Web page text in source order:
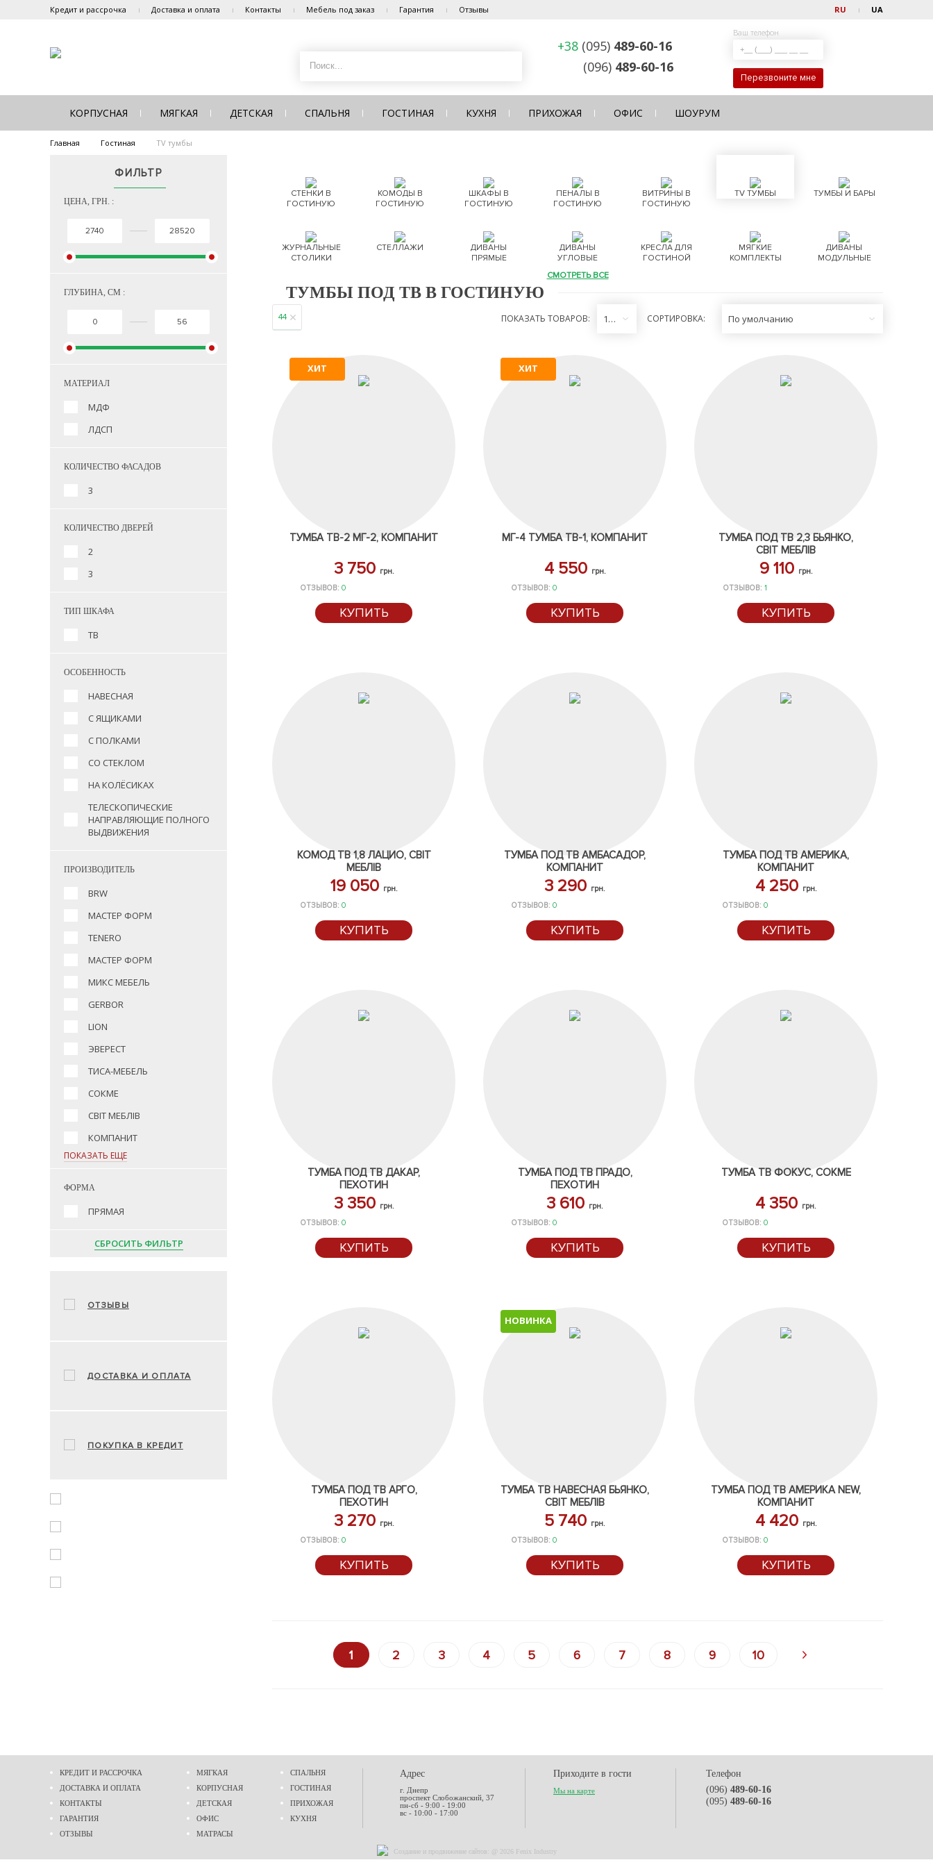
Кредит и рассрочка Доставка и оплата Контакты Мебель под заказ Гарантия Отзывы RU UA
+38 (095) 489-60-16
(096) 489-60-16
Ваш телефон
Перезвоните мне
КОРПУСНАЯ МЯГКАЯ ДЕТСКАЯ СПАЛЬНЯ ГОСТИНАЯ КУХНЯ ПРИХОЖАЯ ОФИС ШОУРУМ
Главная Гостиная TV тумбы
ФИЛЬТР
ЦЕНА, ГРН. :
ГЛУБИНА, СМ :
МАТЕРИАЛ
МДФ
ЛДСП
КОЛИЧЕСТВО ФАСАДОВ
3
КОЛИЧЕСТВО ДВЕРЕЙ
2
3
ТИП ШКАФА
ТВ
ОСОБЕННОСТЬ
НАВЕСНАЯ
С ЯЩИКАМИ
С ПОЛКАМИ
СО СТЕКЛОМ
НА КОЛЁСИКАХ
ТЕЛЕСКОПИЧЕСКИЕ
НАПРАВЛЯЮЩИЕ ПОЛНОГО
ВЫДВИЖЕНИЯ
ПРОИЗВОДИТЕЛЬ
BRW
МАСТЕР ФОРМ
TENERO
МАСТЕР ФОРМ
МИКС МЕБЕЛЬ
GERBOR
LION
ЭВЕРЕСТ
ТИСА-МЕБЕЛЬ
СОКМЕ
СВІТ МЕБЛІВ
КОМПАНИТ
ПОКАЗАТЬ ЕЩЕ
ФОРМА
ПРЯМАЯ
СБРОСИТЬ ФИЛЬТР
ОТЗЫВЫ
ДОСТАВКА И ОПЛАТА
ПОКУПКА В КРЕДИТ
СТЕНКИ В
ГОСТИНУЮ
КОМОДЫ В
ГОСТИНУЮ
ШКАФЫ В
ГОСТИНУЮ
ПЕНАЛЫ В
ГОСТИНУЮ
ВИТРИНЫ В
ГОСТИНУЮ
TV ТУМБЫ ТУМБЫ И БАРЫ
ЖУРНАЛЬНЫЕ
СТОЛИКИ
СТЕЛЛАЖИ
ДИВАНЫ
ПРЯМЫЕ
ДИВАНЫ
УГЛОВЫЕ
КРЕСЛА ДЛЯ
ГОСТИНОЙ
МЯГКИЕ
КОМПЛЕКТЫ
ДИВАНЫ
МОДУЛЬНЫЕ
СМОТРЕТЬ ВСЕ
ТУМБЫ ПОД ТВ В ГОСТИНУЮ
44 ПОКАЗАТЬ ТОВАРОВ: 12 СОРТИРОВКА: По умолчанию
ХИТ
ТУМБА ТВ-2 МГ-2, КОМПАНИТ
3 750 грн.
ОТЗЫВОВ: 0
КУПИТЬ
ХИТ
МГ-4 ТУМБА ТВ-1, КОМПАНИТ
4 550 грн.
ОТЗЫВОВ: 0
КУПИТЬ
ТУМБА ПОД ТВ 2,3 БЬЯНКО,
СВІТ МЕБЛІВ
9 110 грн.
ОТЗЫВОВ: 1
КУПИТЬ
КОМОД ТВ 1,8 ЛАЦИО, СВІТ
МЕБЛІВ
19 050 грн.
ОТЗЫВОВ: 0
КУПИТЬ
ТУМБА ПОД ТВ АМБАСАДОР,
КОМПАНИТ
3 290 грн.
ОТЗЫВОВ: 0
КУПИТЬ
ТУМБА ПОД ТВ АМЕРИКА,
КОМПАНИТ
4 250 грн.
ОТЗЫВОВ: 0
КУПИТЬ
ТУМБА ПОД ТВ ДАКАР,
ПЕХОТИН
3 350 грн.
ОТЗЫВОВ: 0
КУПИТЬ
ТУМБА ПОД ТВ ПРАДО,
ПЕХОТИН
3 610 грн.
ОТЗЫВОВ: 0
КУПИТЬ
ТУМБА ТВ ФОКУС, СОКМЕ
4 350 грн.
ОТЗЫВОВ: 0
КУПИТЬ
ТУМБА ПОД ТВ АРГО,
ПЕХОТИН
3 270 грн.
ОТЗЫВОВ: 0
КУПИТЬ
НОВИНКА
ТУМБА ТВ НАВЕСНАЯ БЬЯНКО,
СВІТ МЕБЛІВ
5 740 грн.
ОТЗЫВОВ: 0
КУПИТЬ
ТУМБА ПОД ТВ АМЕРИКА NEW,
КОМПАНИТ
4 420 грн.
ОТЗЫВОВ: 0
КУПИТЬ
1 2 3 4 5 6 7 8 9 10
КРЕДИТ И РАССРОЧКА
ДОСТАВКА И ОПЛАТА
КОНТАКТЫ
ГАРАНТИЯ
ОТЗЫВЫ
МЯГКАЯ
КОРПУСНАЯ
ДЕТСКАЯ
ОФИС
МАТРАСЫ
СПАЛЬНЯ
ГОСТИНАЯ
ПРИХОЖАЯ
КУХНЯ
Адрес
г. Днепр
проспект Слобожанский, 37
пн-сб - 9:00 - 19:00
вс - 10:00 - 17:00
Приходите в гости
Мы на карте
Телефон
(096) 489-60-16
(095) 489-60-16
Создание и продвижение сайтов: @ 2026 Fenix Industry